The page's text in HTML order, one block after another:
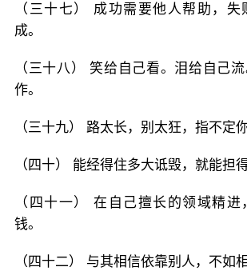
（三十七） 成功需要他人帮助，
成。
（三十八） 笑给自己看。泪给自己
作。
（三十九） 路太长，别太狂，指不定
（四十） 能经得住多大诋毁，就能担
（四十一） 在自己擅长的领域精
钱。
（四十二） 与其相信依靠别人，不如